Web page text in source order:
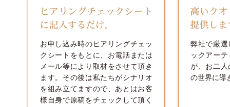
弊社で厳選
ックアー
が、お二人
の世界に導
お申し込み時のヒアリングチェッ
クシートをもとに、お電話または
メール等により取材をさせて頂き
ます。その後は私たちがシナリオ
を組み立てますので、あとはお客
様自身で原稿をチェックして頂く